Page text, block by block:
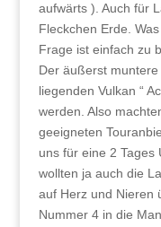
aufwärts ). Auch für
Fleckchen Erde.
Frage ist einfach zu
Der äußerst
liegenden Vulkan “
werden. Also
geeigneten
uns für eine 2 Tages
wollten ja auch die
auf Herz und Nieren
Nummer 4 in die